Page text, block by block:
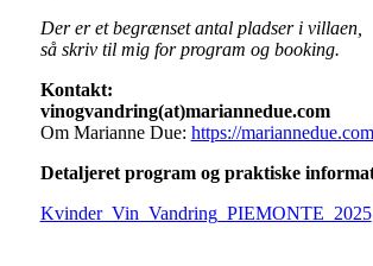
Der er et begrænset antal pladser i villaen,
så skriv til mig for program og booking.
Kontakt:
vinogvandring(at)mariannedue.com
Om Marianne Due: https://
Detaljeret program og praktiske
Kvinder_Vin_Vandring_PIEMONTE_2025